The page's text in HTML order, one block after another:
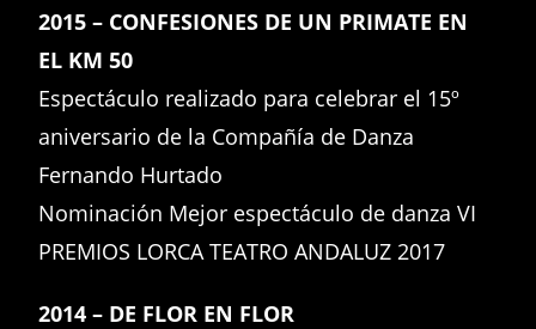
2015 – CONFESIONES DE UN PRIMATE EN
EL KM 50
Espectáculo realizado para celebrar el 15º
aniversario de la Compañía de Danza
Fernando Hurtado
Nominación Mejor espectáculo de danza VI
PREMIOS LORCA TEATRO ANDALUZ 2017
2014 – DE FLOR EN FLOR